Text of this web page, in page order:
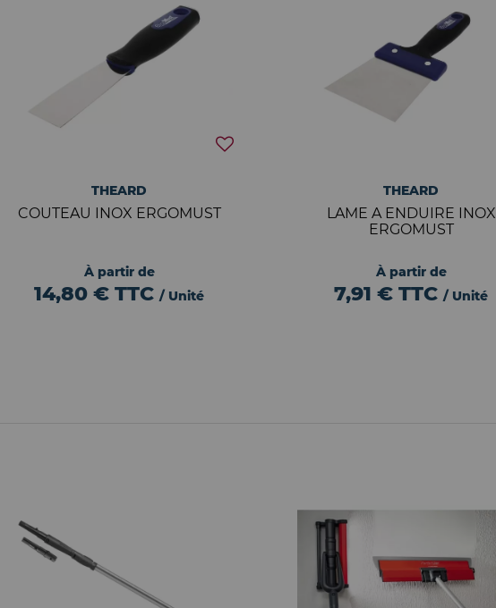
THEARD
COUTEAU INOX ERGOMUST
À partir de
14,80 €TTC / Unité
THEARD
LAME A ENDUIRE INOX
ERGOMUST
À partir de
7,91 €TTC / Unité